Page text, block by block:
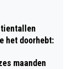
het doorhebt:
maanden